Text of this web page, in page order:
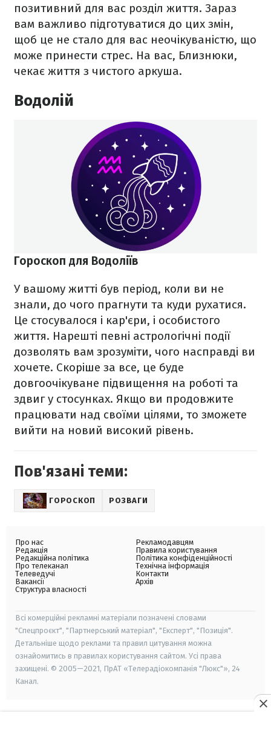
позитивний для вас розділ життя. Зараз
вам важливо підготуватися до цих змін,
щоб це не стало для вас неочікуваністю, що
може принести стрес. На вас, Близнюки,
чекає життя з чистого аркуша.
Водолій
Гороскоп для Водоліїв
У вашому житті був період, коли ви не
знали, до чого прагнути та куди рухатися.
Це стосувалося і кар'єри, і особистого
життя. Нарешті певні астрологічні події
дозволять вам зрозуміти, чого насправді ви
хочете. Скоріше за все, це буде
довгоочікуване підвищення на роботі та
здвиг у стосунках. Якщо ви продовжите
працювати над своїми цілями, то зможете
вийти на новий високий рівень.
Пов'язані теми:
ГОРОСКОП РОЗВАГИ
Про нас
Редакція
Редакційна політика
Про телеканал
Телеведучі
Вакансії
Структура власності
Рекламодавцям
Правила користування
Політика конфіденційності
Технічна інформація
Контакти
Архів
Всі комерційні рекламні матеріали позначені словами
"Спецпроєкт", "Партнерський матеріал", "Експерт", "Позиція".
Детальніше щодо реклами та правил цитування можна
ознайомитись в правилах користування сайтом. Усі права
захищені. © 2005—2021, ПрАТ «Телерадіокомпанія "Люкс"», 24
Канал.